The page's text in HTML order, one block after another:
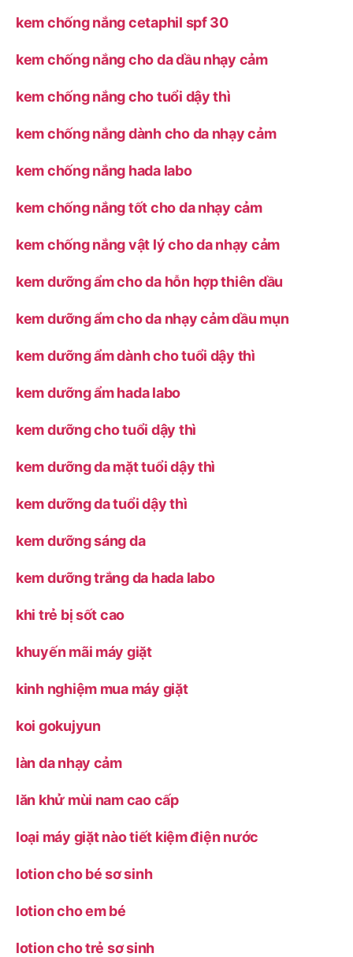
kem chống nắng cetaphil spf 30
kem chống nắng cho da dầu nhạy cảm
kem chống nắng cho tuổi dậy thì
kem chống nắng dành cho da nhạy cảm
kem chống nắng hada labo
kem chống nắng tốt cho da nhạy cảm
kem chống nắng vật lý cho da nhạy cảm
kem dưỡng ẩm cho da hỗn hợp thiên dầu
kem dưỡng ẩm cho da nhạy cảm dầu mụn
kem dưỡng ẩm dành cho tuổi dậy thì
kem dưỡng ẩm hada labo
kem dưỡng cho tuổi dậy thì
kem dưỡng da mặt tuổi dậy thì
kem dưỡng da tuổi dậy thì
kem dưỡng sáng da
kem dưỡng trắng da hada labo
khi trẻ bị sốt cao
khuyến mãi máy giặt
kinh nghiệm mua máy giặt
koi gokujyun
làn da nhạy cảm
lăn khử mùi nam cao cấp
loại máy giặt nào tiết kiệm điện nước
lotion cho bé sơ sinh
lotion cho em bé
lotion cho trẻ sơ sinh